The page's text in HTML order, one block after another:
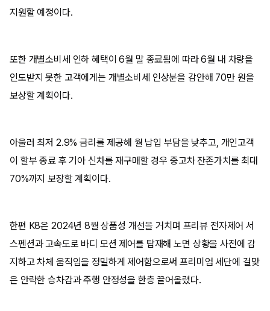
지원할 예정이다.
또한 개별소비세 인하 혜택이 6월 말 종료됨에 따라 6월 내 차량을
인도받지 못한 고객에게는 개별소비세 인상분을 감안해 70만 원을
보상할 계획이다.
아울러 최저 2.9% 금리를 제공해 월 납입 부담을 낮추고, 개인고객
이 할부 종료 후 기아 신차를 재구매할 경우 중고차 잔존가치를 최대
70%까지 보장할 계획이다.
한편 K8은 2024년 8월 상품성 개선을 거치며 프리뷰 전자제어 서
스펜션과 고속도로 바디 모션 제어를 탑재해 노면 상황을 사전에 감
지하고 차체 움직임을 정밀하게 제어함으로써 프리미엄 세단에 걸맞
은 안락한 승차감과 주행 안정성을 한층 끌어올렸다.